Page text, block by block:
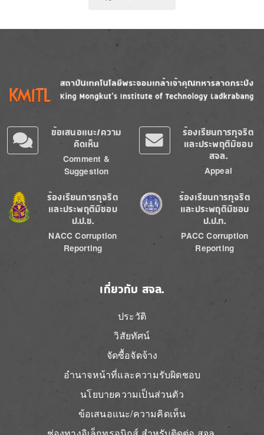
Image
ข้อเสนอแนะ/ความ
คิดเห็น
Comment &
Suggestion
ร้องเรียนการทุจริต
และประพฤติมิชอบ
สจล.
Appeal
Image
ร้องเรียนการทุจริต
และประพฤติมิชอบ
ป.ป.ช.
NACC Corruption
Reporting
Image
ร้องเรียนการทุจริต
และประพฤติมิชอบ
ป.ป.ท.
PACC Corruption
Reporting
เกี่ยวกับ สจล.
ประวัติ
วิสัยทัศน์
จัดซื้อจัดจ้าง
อำนาจหน้าที่และความรับผิดชอบ
นโยบายความเป็นส่วนตัว
ข้อเสนอแนะ/ความคิดเห็น